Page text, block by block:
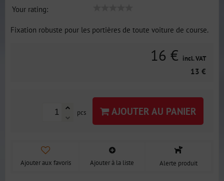
Your rating:
Fixation robuste pour les portières de toute voiture de course.
16 € incl. VAT
13 €
pcs AJOUTER AU PANIER
Ajouter aux favoris Ajouter à la liste Alerte produit